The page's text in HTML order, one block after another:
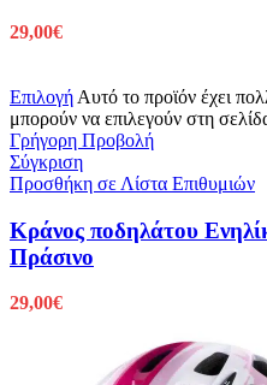
29,00€
Επιλογή Αυτό το προϊόν έχει
μπορούν να επιλεγούν στη
Γρήγορη Προβολή
Σύγκριση
Προσθήκη σε Λίστα Επιθυμιών
Κράνος ποδηλάτου
Πράσινο
29,00€